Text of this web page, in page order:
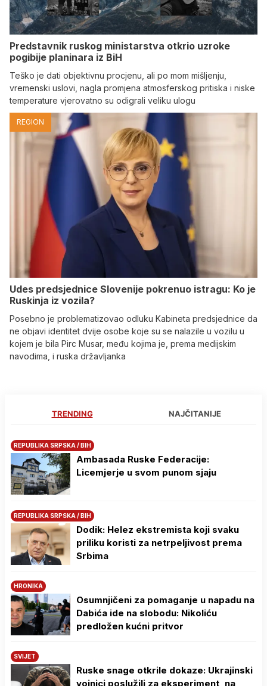
Predstavnik ruskog ministarstva otkrio uzroke
pogibije planinara iz BiH
Teško je dati objektivnu procjenu, ali po mom mišljenju,
vremenski uslovi, nagla promjena atmosferskog pritiska i niske
temperature vjerovatno su odigrali veliku ulogu
REGION
Udes predsjednice Slovenije pokrenuo istragu: Ko je
Ruskinja iz vozila?
Posebno je problematizovao odluku Kabineta predsjednice da
ne objavi identitet dvije osobe koje su se nalazile u vozilu u
kojem je bila Pirc Musar, među kojima je, prema medijskim
navodima, i ruska državljanka
TRENDING NAJČITANIJE
REPUBLIKA SRPSKA / BIH
Ambasada Ruske Federacije:
Licemjerje u svom punom sjaju
REPUBLIKA SRPSKA / BIH
Dodik: Helez ekstremista koji svaku
priliku koristi za netrpeljivost prema
Srbima
HRONIKA
Osumnjičeni za pomaganje u napadu na
Dabića ide na slobodu: Nikoliću
predložen kućni pritvor
SVIJET
Ruske snage otkrile dokaze: Ukrajinski
vojnici poslužili za eksperiment, na